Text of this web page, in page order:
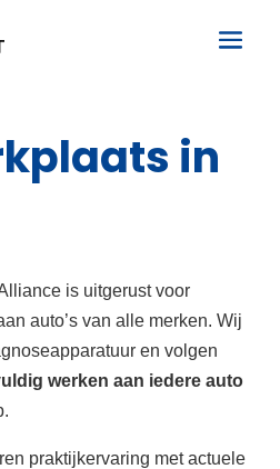
in
is uitgerust voor
auto’s van alle merken. Wij
en volgen
werken aan iedere auto
praktijkervaring met actuele